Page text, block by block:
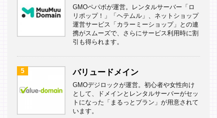
GMOペパボが運営。レンタルサーバー「ロ
リポップ！」「ヘテムル」、ネットショップ
運営サービス「カラーミーショップ」との連
携がスムーズで、さらにサービス利用時に割
引も得られます。
5 バリュードメイン
GMOデジロックが運営。初心者や女性向け
として、ドメインとレンタルサーバーがセッ
トになった「まるっとプラン」が用意されて
います。